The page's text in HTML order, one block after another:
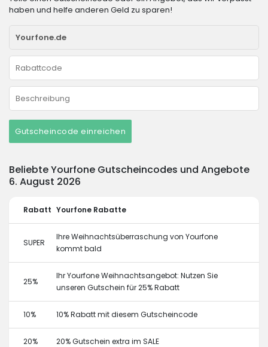
haben und helfe anderen Geld zu sparen!
Gutscheincode einreichen
Beliebte Yourfone Gutscheincodes und Angebote
6. August 2026
Rabatt Yourfone Rabatte
SUPER
Ihre Weihnachtsüberraschung von Yourfone
kommt bald
25%
Ihr Yourfone Weihnachtsangebot: Nutzen Sie
unseren Gutschein für 25% Rabatt
10% 10% Rabatt mit diesem Gutscheincode
20% 20% Gutschein extra im SALE